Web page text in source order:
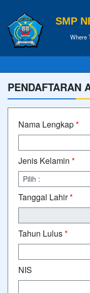
SMP
Where
PENDAFTARAN
Nama Lengkap*
Jenis Kelamin *
Tanggal Lahir*
Tahun Lulus*
NIS